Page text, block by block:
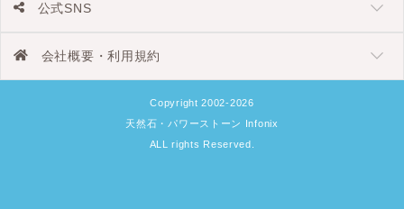
公式SNS
会社概要・利用規約
Copyright 2002-2026
天然石・パワーストーン Infonix
ALL rights Reserved.